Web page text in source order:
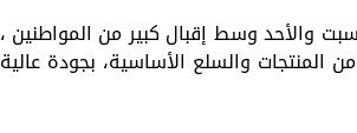
والأحد وسط إقبال كبير من المواطنين ،
أنواع مختلفة من المنتجات والسلع الأساسية، بجودة عالية